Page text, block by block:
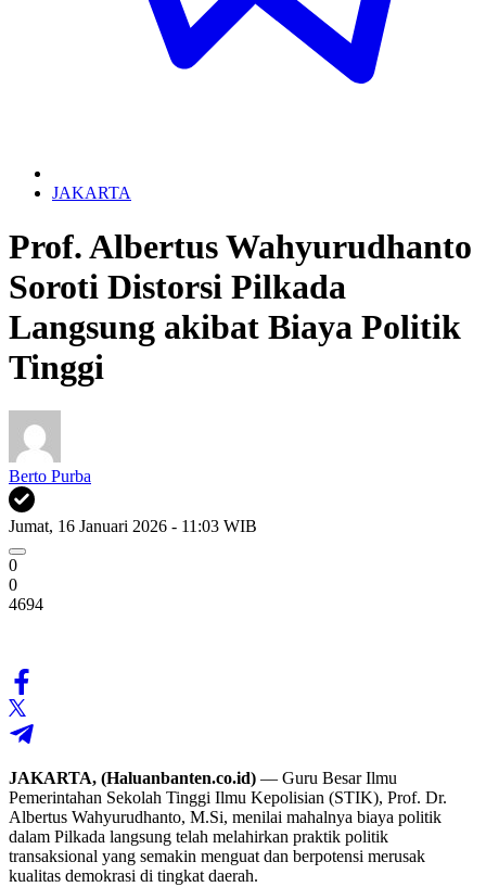
JAKARTA
Prof. Albertus Wahyurudhanto
Soroti Distorsi Pilkada
Langsung akibat Biaya Politik
Tinggi
Berto Purba
Jumat, 16 Januari 2026 - 11:03 WIB
0
0
4694
JAKARTA, (Haluanbanten.co.id) — Guru Besar Ilmu
Pemerintahan Sekolah Tinggi Ilmu Kepolisian (STIK), Prof. Dr.
Albertus Wahyurudhanto, M.Si, menilai mahalnya biaya politik
dalam Pilkada langsung telah melahirkan praktik politik
transaksional yang semakin menguat dan berpotensi merusak
kualitas demokrasi di tingkat daerah.